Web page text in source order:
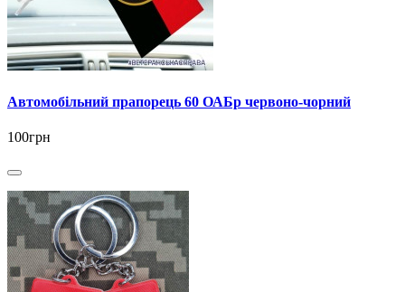
Автомобільний прапорець 60 ОАБр червоно-чорний
100грн